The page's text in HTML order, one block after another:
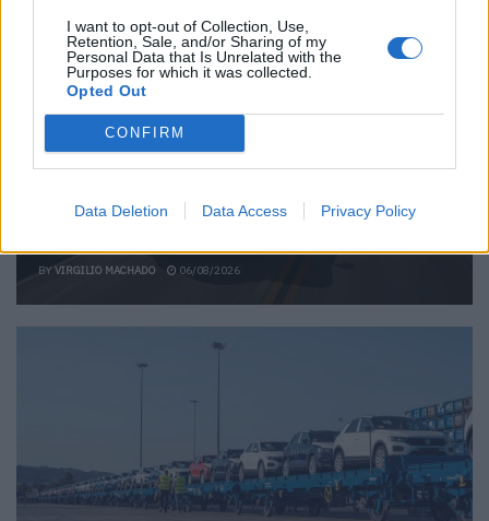
I want to opt-out of Collection, Use,
Retention, Sale, and/or Sharing of my
Personal Data that Is Unrelated with the
Purposes for which it was collected.
Opted Out
CONFIRM
Data Deletion Data Access Privacy Policy
Related Posts
Novo Bugatti Destrier mostra que o W16
BY VIRGILIO MACHADO 06/08/2026